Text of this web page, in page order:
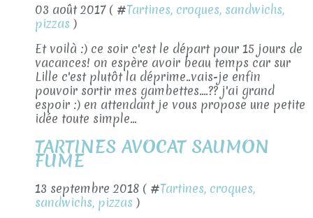
03 août 2017 ( #Tartines, croques, sandwichs,
pizzas )
Et voilà :) ce soir c'est le départ pour 15 jours de
vacances! on espère avoir beau temps car sur
Lille c'est plutôt la déprime..vais-je enfin
pouvoir sortir mes gambettes....?? j'ai grand
espoir :) en attendant je vous propose une petite
idée toute simple...
TARTINES AVOCAT SAUMON
FUME
13 septembre 2018 ( #Tartines, croques,
sandwichs, pizzas )